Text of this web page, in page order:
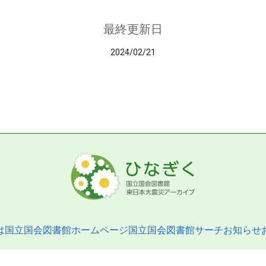
最終更新日
2024/02/21
国立国会図書館ホームページ国立国会図書館サーチお知らせ